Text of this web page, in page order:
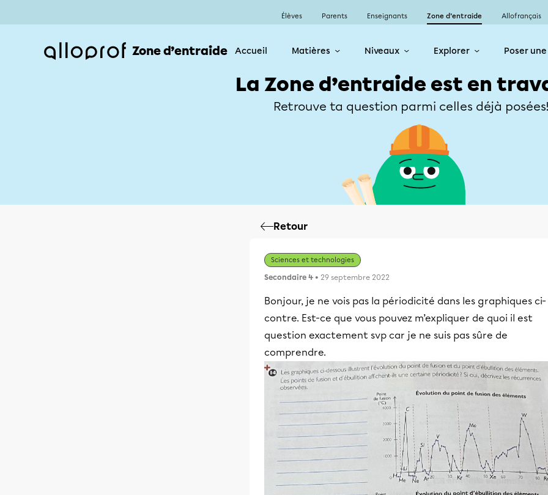
Élèves Parents Enseignants Zone d’entraide Allofrançais
Zone d’entraide Accueil Matières Niveaux Explorer Poser
La Zone d’entraide est en
Retrouve ta question parmi celles déjà
Retour
Sciences et technologies
Secondaire 4 • 29 septembre 2022
Bonjour, je ne vois pas la périodicité dans les graphiques ci-
contre. Est-ce que vous pouvez m’expliquer de quoi il est
question exactement svp car je ne suis pas sûre de
comprendre.